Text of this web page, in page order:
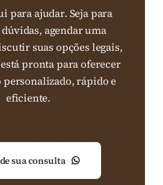
para ajudar. Seja para
agendar uma
suas opções legais,
pronta para oferecer
rápido e
eficiente.
sua consulta